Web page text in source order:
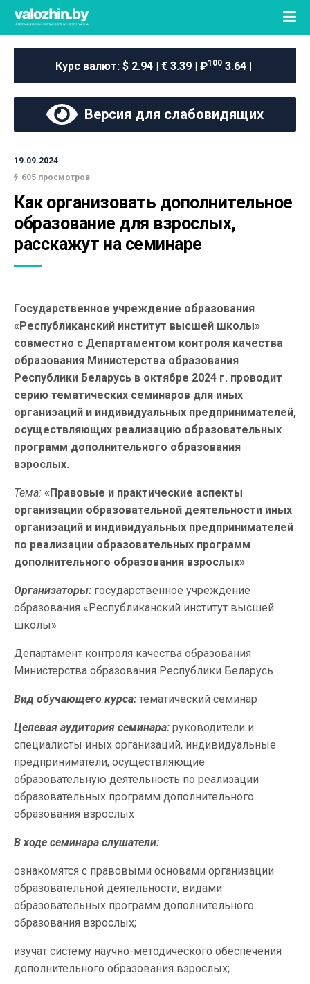
Курс валют: $ 2.94 | € 3.39 | ₽100 3.64 |
Версия для слабовидящих
19.09.2024
605 просмотров
Как организовать дополнительное
образование для взрослых,
расскажут на семинаре
Государственное учреждение образования
«Республиканский институт высшей школы»
совместно с Департаментом контроля качества
образования Министерства образования
Республики Беларусь в октябре 2024 г. проводит
серию тематических семинаров для иных
организаций и индивидуальных предпринимателей,
осуществляющих реализацию образовательных
программ дополнительного образования
взрослых.
Тема: «Правовые и практические аспекты
организации образовательной деятельности иных
организаций и индивидуальных предпринимателей
по реализации образовательных программ
дополнительного образования взрослых»
Организаторы: государственное учреждение
образования «Республиканский институт высшей
школы»
Департамент контроля качества образования
Министерства образования Республики Беларусь
Вид обучающего курса: тематический семинар
Целевая аудитория семинара: руководители и
специалисты иных организаций, индивидуальные
предприниматели, осуществляющие
образовательную деятельность по реализации
образовательных программ дополнительного
образования взрослых
В ходе семинара слушатели:
ознакомятся с правовыми основами организации
образовательной деятельности, видами
образовательных программ дополнительного
образования взрослых;
изучат систему научно-методического обеспечения
дополнительного образования взрослых;